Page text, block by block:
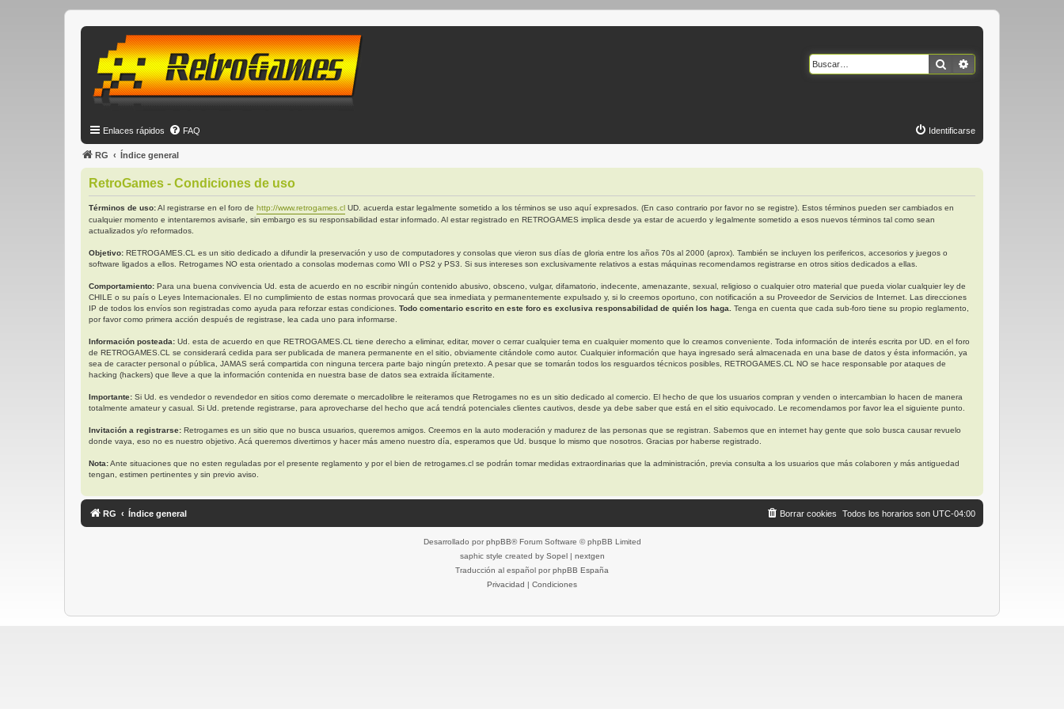
Buscar
Enlaces rápidos FAQ Identificarse
RG Índice general
RetroGames - Condiciones de uso
Términos de uso:Al registrarse en el foro de http://www.retrogames.cl UD. acuerda estar legalmente sometido a los términos se uso aquí expresados. (En caso contrario por favor no se registre). Estos términos pueden ser cambiados en
cualquier momento e intentaremos avisarle, sin embargo es su responsabilidad estar informado. Al estar registrado en RETROGAMES implica desde ya estar de acuerdo y legalmente sometido a esos nuevos términos tal como sean
actualizados y/o reformados.
Objetivo: RETROGAMES.CL es un sitio dedicado a difundir la preservación y uso de computadores y consolas que vieron sus días de gloria entre los años 70s al 2000 (aprox). También se incluyen los perifericos, accesorios y juegos o
software ligados a ellos. Retrogames NO esta orientado a consolas modernas como WII o PS2 y PS3. Si sus intereses son exclusivamente relativos a estas máquinas recomendamos registrarse en otros sitios dedicados a ellas.
Comportamiento: Para una buena convivencia Ud. esta de acuerdo en no escribir ningún contenido abusivo, obsceno, vulgar, difamatorio, indecente, amenazante, sexual, religioso o cualquier otro material que pueda violar cualquier ley de
CHILE o su país o Leyes Internacionales. El no cumplimiento de estas normas provocará que sea inmediata y permanentemente expulsado y, si lo creemos oportuno, con notificación a su Proveedor de Servicios de Internet. Las direcciones
IP de todos los envíos son registradas como ayuda para reforzar estas condiciones. Todo comentario escrito en este foro es exclusiva responsabilidad de quién los haga.
Tenga en cuenta que cada sub-foro tiene su propio reglamento,
por favor como primera acción después de registrase, lea cada uno para informarse.
Información posteada: Ud. esta de acuerdo en que RETROGAMES.CL tiene derecho a eliminar, editar, mover o cerrar cualquier tema en cualquier momento que lo creamos conveniente. Toda información de interés escrita por UD. en el foro
de RETROGAMES.CL se considerará cedida para ser publicada de manera permanente en el sitio, obviamente citándole como autor. Cualquier información que haya ingresado será almacenada en una base de datos y ésta información, ya
sea de caracter personal o pública, JAMAS será compartida con ninguna tercera parte bajo ningún pretexto. A pesar que se tomarán todos los resguardos técnicos posibles, RETROGAMES.CL NO se hace responsable por ataques de
hacking (hackers) que lleve a que la información contenida en nuestra base de datos sea extraida ilícitamente.
Importante: Si Ud. es vendedor o revendedor en sitios como deremate o mercadolibre le reiteramos que Retrogames no es un sitio dedicado al comercio. El hecho de que los usuarios compran y venden o intercambian lo hacen de manera
totalmente amateur y casual. Si Ud. pretende registrarse, para aprovecharse del hecho que acá tendrá potenciales clientes cautivos, desde ya debe saber que está en el sitio equivocado. Le recomendamos por favor lea el siguiente punto.
Invitación a registrarse: Retrogames es un sitio que no busca usuarios, queremos amigos. Creemos en la auto moderación y madurez de las personas que se registran. Sabemos que en internet hay gente que solo busca causar revuelo
donde vaya, eso no es nuestro objetivo. Acá queremos divertirnos y hacer más ameno nuestro día, esperamos que Ud. busque lo mismo que nosotros. Gracias por haberse registrado.
Nota:Ante situaciones que no esten reguladas por el presente reglamento y por el bien de retrogames.cl se podrán tomar medidas extraordinarias que la administración, previa consulta a los usuarios que más colaboren y más antiguedad
tengan, estimen pertinentes y sin previo aviso.
RG Índice general Todos los horarios son UTC-04:00
Borrar cookies
Desarrollado por phpBB® Forum Software © phpBB Limited
saphic style created by Sopel| nextgen
Traducción al español por phpBB España
Privacidad | Condiciones